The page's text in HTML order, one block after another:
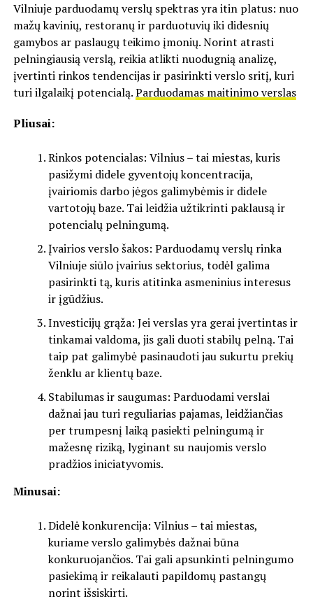
Vilniuje parduodamų verslų spektras yra itin platus: nuo
mažų kavinių, restoranų ir parduotuvių iki didesnių
gamybos ar paslaugų teikimo įmonių. Norint atrasti
pelningiausią verslą, reikia atlikti nuodugnią analizę,
įvertinti rinkos tendencijas ir pasirinkti verslo sritį, kuri
turi ilgalaikį potencialą.Parduodamas maitinimo verslas
Pliusai:
Rinkos potencialas: Vilnius – tai miestas, kuris
pasižymi didele gyventojų koncentracija,
įvairiomis darbo jėgos galimybėmis ir didele
vartotojų baze. Tai leidžia užtikrinti paklausą ir
potencialų pelningumą.
Įvairios verslo šakos: Parduodamų verslų rinka
Vilniuje siūlo įvairius sektorius, todėl galima
pasirinkti tą, kuris atitinka asmeninius interesus
ir įgūdžius.
Investicijų grąža: Jei verslas yra gerai įvertintas ir
tinkamai valdoma, jis gali duoti stabilų pelną. Tai
taip pat galimybė pasinaudoti jau sukurtu prekių
ženklu ar klientų baze.
Stabilumas ir saugumas: Parduodami verslai
dažnai jau turi reguliarias pajamas, leidžiančias
per trumpesnį laiką pasiekti pelningumą ir
mažesnę riziką, lyginant su naujomis verslo
pradžios iniciatyvomis.
Minusai:
Didelė konkurencija: Vilnius – tai miestas,
kuriame verslo galimybės dažnai būna
konkuruojančios. Tai gali apsunkinti pelningumo
pasiekimą ir reikalauti papildomų pastangų
norint išsiskirti.